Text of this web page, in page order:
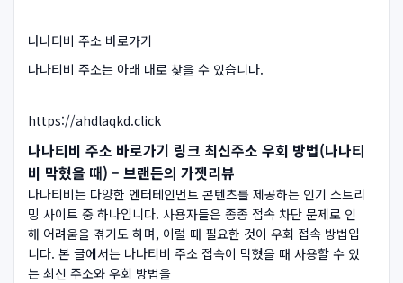
나나티비 주소 바로가기
나나티비 주소는 아래 대로 찾을 수 있습니다.
https://ahdlaqkd.click
나나티비 주소 바로가기 링크 최신주소 우회 방법(나나티
비 막혔을 때) – 브랜든의 가젯리뷰
나나티비는 다양한 엔터테인먼트 콘텐츠를 제공하는 인기 스트리
밍 사이트 중 하나입니다. 사용자들은 종종 접속 차단 문제로 인
해 어려움을 겪기도 하며, 이럴 때 필요한 것이 우회 접속 방법입
니다. 본 글에서는 나나티비 주소 접속이 막혔을 때 사용할 수 있
는 최신 주소와 우회 방법을